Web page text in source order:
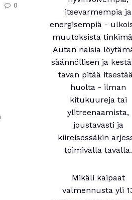
0
itsevarmempia ja
energisempiä -
muutoksista
Autan naisia
säännöllisen ja
tavan pitää
huolta - ilman
kitukuureja tai
ylitreenaamista,
joustavasti ja
kiireisessäkin
toimivalla tavalla.
Mikäli kaipaat
valmennusta yli